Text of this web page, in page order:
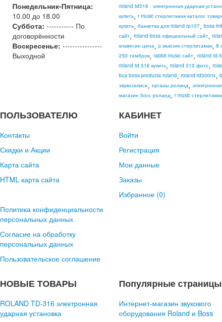
Понедельник-Пятница:
10.00 до 18.00
Суббота: ----------- По
договорённости
Воскресенье: ----------------
Выходной
roland td316 - электронная ударная
купить, r music стерлитамак каталог
купить, банкетка для roland rp107, boss
сайт, roland boss официальный сайт,
клавесин цена, р мьюзик стерлитамак, 8
250 тембров, rabbit music сайт, roland td-
roland td 316 купить, roland 313 фото,
buy boss products roland, roland rd300nx,
звукозаписи, органы роланд,
магазин босс роланд, r music
ПОЛЬЗОВАТЕЛЮ
Контакты
Скидки и Акции
Карта сайта
HTML карта сайта
Политика конфиденциальности
персональных данных
Согласие на обработку
персональных данных
Пользовательское соглашение
КАБИНЕТ
Войти
Регистрация
Мои данные
Заказы
Избранное (0)
НОВЫЕ ТОВАРЫ
ROLAND TD-316 электронная
ударная установка
Популярные страницы
Интернет-магазин звукового
оборудования Roland и Boss